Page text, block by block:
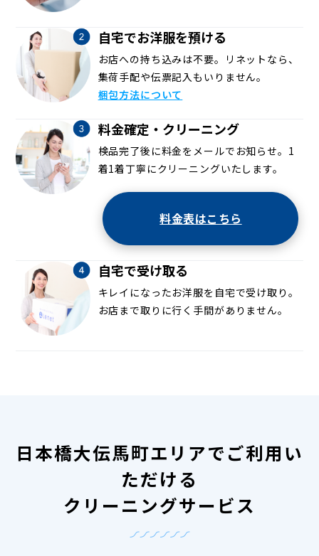
自宅でお洋服を預ける
お店への持ち込みは不要。リネットなら、
集荷手配や伝票記入もいりません。
梱包方法について
料金確定・クリーニング
検品完了後に料金をメールでお知らせ。1
着1着丁寧にクリーニングいたします。
料金表はこちら
自宅で受け取る
キレイになったお洋服を自宅で受け取り。
お店まで取りに行く手間がありません。
日本橋大伝馬町エリアでご利用い
ただける
クリーニングサービス